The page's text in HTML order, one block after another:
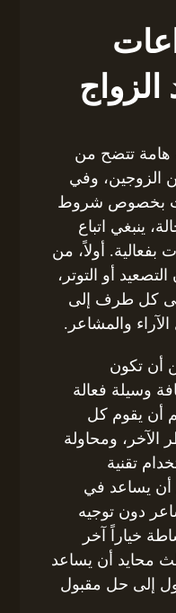
الزواج
هامة تتضح من
الزوجين، وفي
بخصوص شروط
ينبغي اتباع
أولاً، من
أو التوتر،
كل طرف إلى
والمشاعر.
أن تكون
وسيلة فعالة
أن يقوم كل
الآخر، ومحاولة
تقنية
أن يساعد في
دون توجيه
خياراً آخر
محايد أن يساعد
إلى حل مقبول